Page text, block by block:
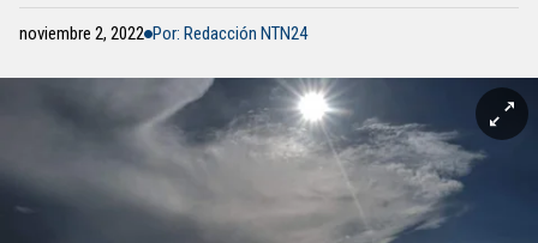
noviembre 2, 2022 Por: Redacción NTN24